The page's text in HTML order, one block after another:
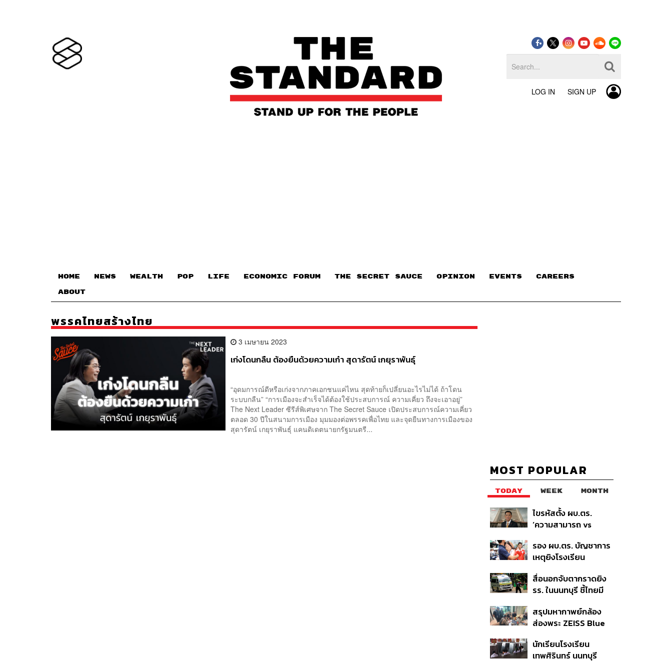
LOG IN SIGN UP
HOME NEWS WEALTH POP LIFE ECONOMIC FORUM THE SECRET SAUCE​ OPINION EVENTS CAREERS
ABOUT
พรรคไทยสร้างไทย
3 เมษายน 2023
เก่งโดนกลืน ต้องยืนด้วยความเก๋า สุดารัตน์ เกยุราพันธุ์
“อุดมการณ์ดีหรือเก่งจากภาคเอกชนแค่ไหน สุดท้ายก็เปลี่ยนอะไรไม่ได้ ถ้าโดน
ระบบกลืน” “การเมืองจะสำเร็จได้ต้องใช้ประสบการณ์ ความเคี่ยว ถึงจะเอาอยู่”
The Next Leader ซีรีส์พิเศษจาก The Secret Sauce เปิดประสบการณ์ความเคี่ยว
ตลอด 30 ปีในสนามการเมือง มุมมองต่อพรรคเพื่อไทย และจุดยืนทางการเมืองของ
สุดารัตน์ เกยุราพันธุ์ แคนดิเดตนายกรัฐมนตรี...
MOST POPULAR
TODAY WEEK MONTH
ไขรหัสตั้ง ผบ.ตร.
‘ความสามารถ vs
ปฏิรูปสีกากี กับ
พล.ต.อ. เอก อังสนา
นนท์
รอง ผบ.ตร. บัญชาการ
เหตุยิงโรงเรียน
ค้นหา 2 รอบยืนยันไร้คน
ติดค้าง พบศพปู่-ย่าที่
สื่อนอกจับตากราดยิง
รร. ในนนทบุรี ชี้ไทยมี
ในระดับต้นของภูมิภาค
สรุปมหากาพย์กล้อง
ส่องพระ ZEISS Blue
ผลิต 8.3 ล้าน สู่ข้อ
พิพาท ‘มาเวลล์ฯ’ ฟ้อง
นักเรียนโรงเรียน
เทพศิรินทร์ นนทบุรี